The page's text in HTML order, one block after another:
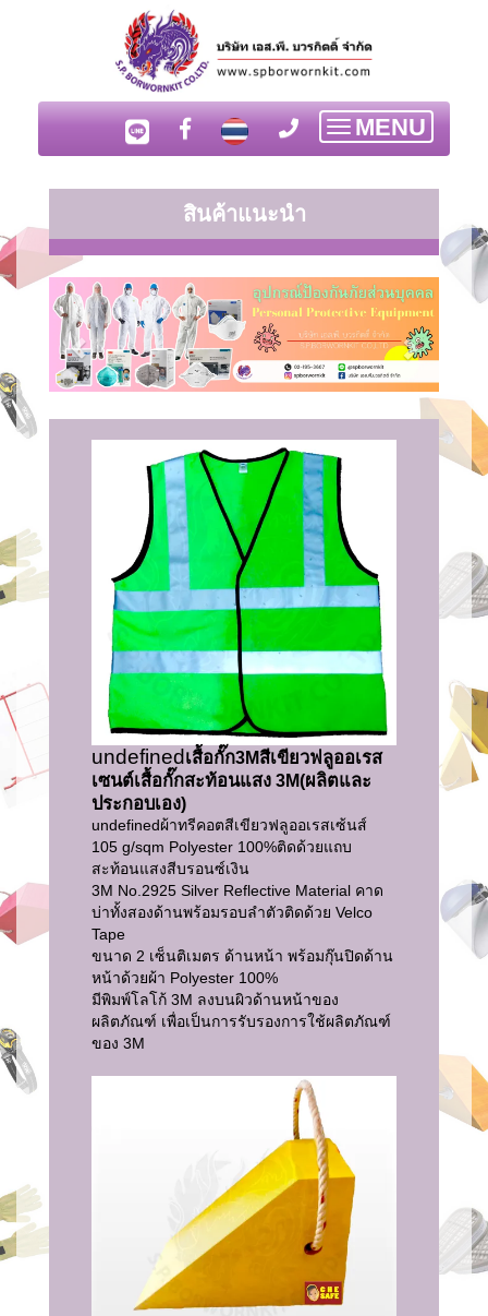
Toggle
navigation
MENU
สินค้าแนะนำ
undefinedเสื้อกั๊ก3Mสีเขียวฟลูออเรส
เซนต์เสื้อกั๊กสะท้อนแสง 3M(ผลิตและ
ประกอบเอง)
undefinedผ้าทรีคอตสีเขียวฟลูออเรสเซ้นส์
105 g/sqm Polyester 100%ติดด้วยแถบ
สะท้อนแสงสีบรอนซ์เงิน
3M No.2925 Silver Reflective Material คาด
บ่าทั้งสองด้านพร้อมรอบลำตัวติดด้วย Velco
Tape
ขนาด 2 เซ็นติเมตร ด้านหน้า พร้อมกุ๊นปิดด้าน
หน้าด้วยผ้า Polyester 100%
มีพิมพ์โลโก้ 3M ลงบนผิวด้านหน้าของ
ผลิตภัณฑ์ เพื่อเป็นการรับรองการใช้ผลิตภัณฑ์
ของ 3M